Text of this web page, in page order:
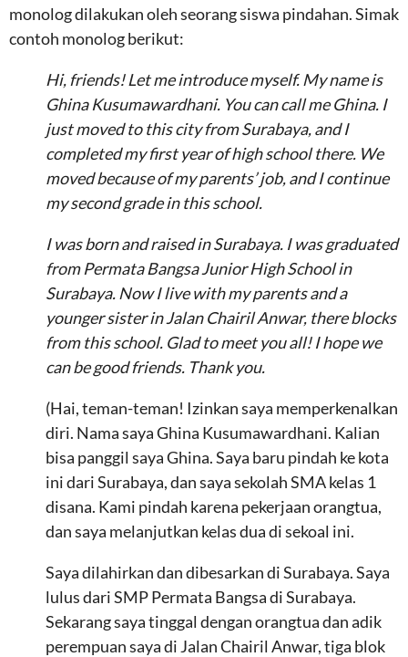
monolog dilakukan oleh seorang siswa pindahan. Simak
contoh monolog berikut:
Hi, friends! Let me introduce myself. My name is
Ghina Kusumawardhani. You can call me Ghina. I
just moved to this city from Surabaya, and I
completed my first year of high school there. We
moved because of my parents’ job, and I continue
my second grade in this school.
I was born and raised in Surabaya. I was graduated
from Permata Bangsa Junior High School in
Surabaya. Now I live with my parents and a
younger sister in Jalan Chairil Anwar, there blocks
from this school. Glad to meet you all! I hope we
can be good friends. Thank you.
(Hai, teman-teman! Izinkan saya memperkenalkan
diri. Nama saya Ghina Kusumawardhani. Kalian
bisa panggil saya Ghina. Saya baru pindah ke kota
ini dari Surabaya, dan saya sekolah SMA kelas 1
disana. Kami pindah karena pekerjaan orangtua,
dan saya melanjutkan kelas dua di sekoal ini.
Saya dilahirkan dan dibesarkan di Surabaya. Saya
lulus dari SMP Permata Bangsa di Surabaya.
Sekarang saya tinggal dengan orangtua dan adik
perempuan saya di Jalan Chairil Anwar, tiga blok